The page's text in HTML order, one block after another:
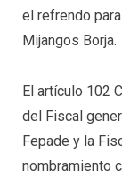
el refrendo
Mijangos Borja.
El artículo 102
del Fiscal
Fepade y la
nombramiento